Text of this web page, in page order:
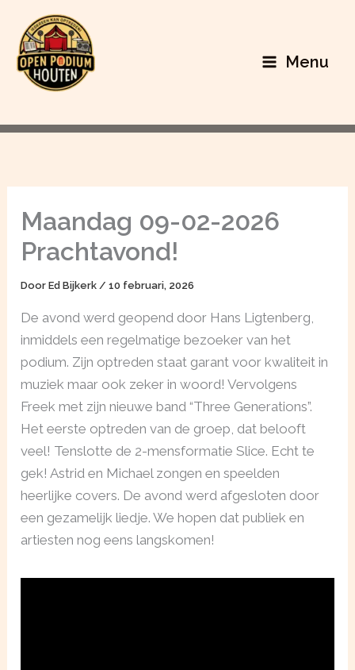
naar
inhoud
Menu
Maandag 09-02-2026
Prachtavond!
DoorEd Bijkerk/10 februari, 2026
De avond werd geopend door Hans Ligtenberg,
inmiddels een regelmatige bezoeker van het
podium. Zijn optreden staat garant voor kwaliteit in
muziek maar ook zeker in woord! Vervolgens
Freek met zijn nieuwe band “Three Generations”.
Het eerste optreden van de groep, dat belooft
veel! Tenslotte de 2-mensformatie Slice. Echt te
gek! Astrid en Michael zongen en speelden
heerlijke covers. De avond werd afgesloten door
een gezamelijk liedje. We hopen dat publiek en
artiesten nog eens langskomen!